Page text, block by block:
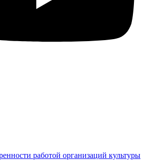
работой организаций культуры